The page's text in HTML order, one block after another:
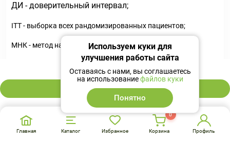
3 829 ₽
В корзину
ДИ - доверительный интервал;
ITT - выборка всех рандомизированных пациентов;
МНК - метод наименьших квадратов;
PANSS - шкала позитивных и негативных синдромов;
СКО - среднеквадратичное отклонение;
СО - стандартная ошибка;
* По сравнению с плацебо.
Главная Каталог Избранное Корзина
0
Профиль
Используем куки для
улучшения работы сайта
Оставаясь с нами, вы соглашаетесь
на использованиефайлов куки
Понятно